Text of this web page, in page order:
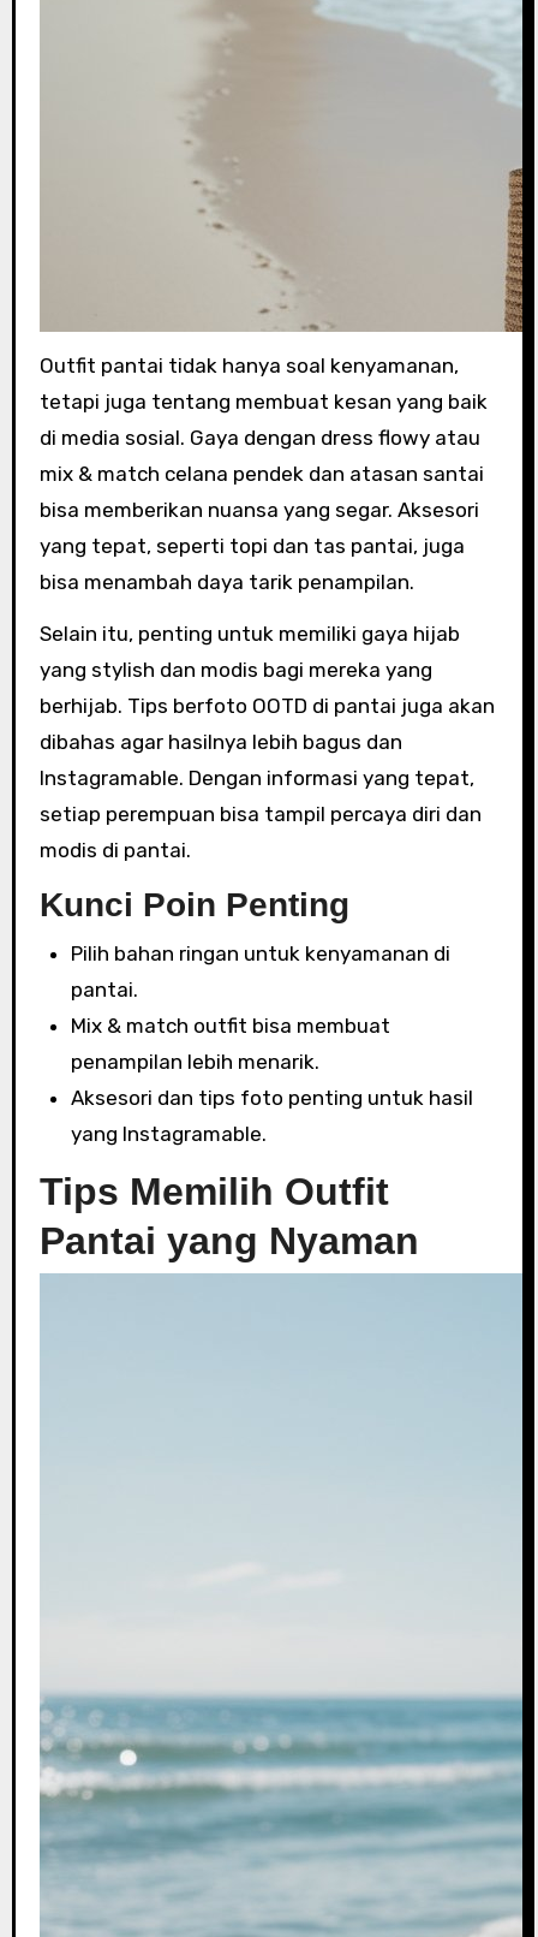
Outfit pantai tidak hanya soal kenyamanan,
tetapi juga tentang membuat kesan yang baik
di media sosial. Gaya dengan dress flowy atau
mix & match celana pendek dan atasan santai
bisa memberikan nuansa yang segar. Aksesori
yang tepat, seperti topi dan tas pantai, juga
bisa menambah daya tarik penampilan.
Selain itu, penting untuk memiliki gaya hijab
yang stylish dan modis bagi mereka yang
berhijab. Tips berfoto OOTD di pantai juga akan
dibahas agar hasilnya lebih bagus dan
Instagramable. Dengan informasi yang tepat,
setiap perempuan bisa tampil percaya diri dan
modis di pantai.
Kunci Poin Penting
Pilih bahan ringan untuk kenyamanan di
pantai.
Mix & match outfit bisa membuat
penampilan lebih menarik.
Aksesori dan tips foto penting untuk hasil
yang Instagramable.
Tips Memilih Outfit
Pantai yang Nyaman